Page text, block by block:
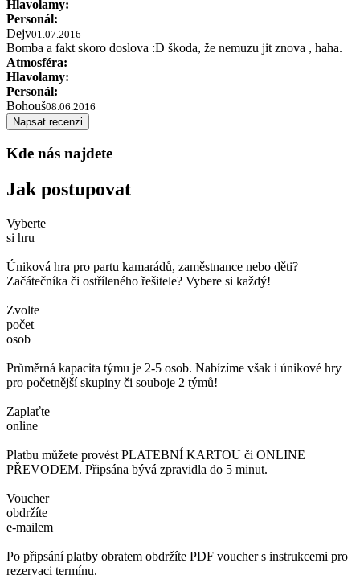
Hlavolamy:
Personál:
Dejv01.07.2016
Bomba a fakt skoro doslova :D škoda, že nemuzu jit znova , haha.
Atmosféra:
Hlavolamy:
Personál:
Bohouš08.06.2016
Napsat recenzi
Kde nás najdete
Jak postupovat
Vyberte
si hru
Úniková hra pro partu kamarádů, zaměstnance nebo děti?
Začátečníka či ostříleného řešitele? Vybere si každý!
Zvolte
počet
osob
Průměrná kapacita týmu je 2-5 osob. Nabízíme však i únikové hry
pro početnější skupiny či souboje 2 týmů!
Zaplaťte
online
Platbu můžete provést PLATEBNÍ KARTOU či ONLINE
PŘEVODEM. Připsána bývá zpravidla do 5 minut.
Voucher
obdržíte
e-mailem
Po připsání platby obratem obdržíte PDF voucher s instrukcemi pro
rezervaci termínu.